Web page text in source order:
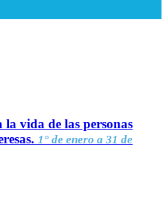
la vida de las personas
1° de enero a 31 de